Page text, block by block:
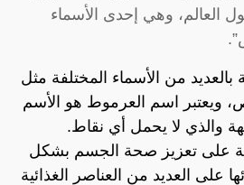
العالم، وهي إحدى الأسماء
من الأسماء المختلفة مثل
ويعتبر اسم العرموط هو الأسم
والذي لا يحمل أي نقاط.
على تعزيز صحة الجسم بشكل
على العديد من العناصر الغذائية